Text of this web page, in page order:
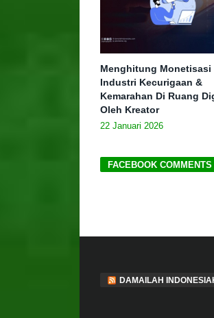
Menghitung Monetisasi
Industri Kecurigaan &
Kemarahan Di Ruang
Oleh Kreator
22 Januari 2026
FACEBOOK COMMENTS
DAMAILAH